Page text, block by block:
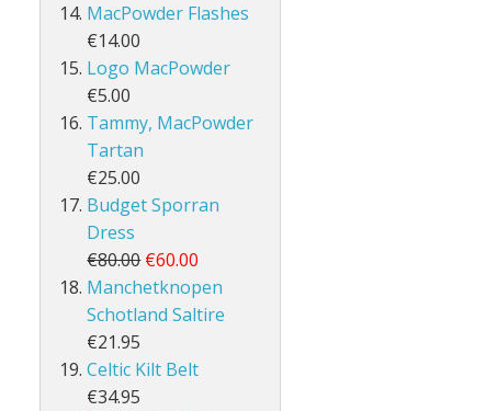
MacPowder Flashes
€14.00
Logo MacPowder
€5.00
Tammy, MacPowder
Tartan
€25.00
Budget Sporran
Dress
€80.00 €60.00
Manchetknopen
Schotland Saltire
€21.95
Celtic Kilt Belt
€34.95